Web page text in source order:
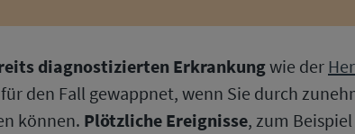
diagnostizierten Erkrankungwie der
den Fall gewappnet, wenn Sie durch
können. Plötzliche Ereignisse, zum